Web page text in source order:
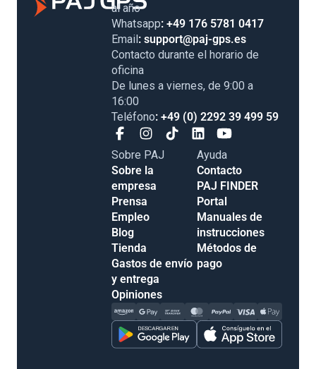
al año
Whatsapp: +49 176 5781 0417
Email: support@paj-gps.es
Contacto durante el horario de
oficina
De lunes a viernes, de 9:00 a
16:00
Teléfono: +49 (0) 2292 39 499 59
Sobre PAJ
Sobre la
empresa
Prensa
Empleo
Blog
Tienda
Gastos de envío
y entrega
Opiniones
Ayuda
Contacto
PAJ FINDER
Portal
Manuales de
instrucciones
Métodos de
pago